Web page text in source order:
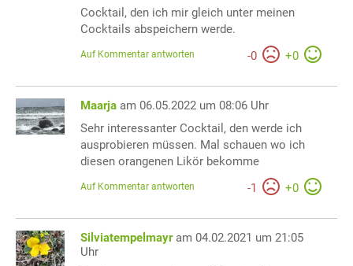
Cocktail, den ich mir gleich unter meinen
Cocktails abspeichern werde.
-0 +0
Auf Kommentar antworten
Maarja am 06.05.2022 um 08:06 Uhr
Sehr interessanter Cocktail, den werde ich
ausprobieren müssen. Mal schauen wo ich
diesen orangenen Likör bekomme
-1 +0
Auf Kommentar antworten
Silviatempelmayr am 04.02.2021 um 21:05
Uhr